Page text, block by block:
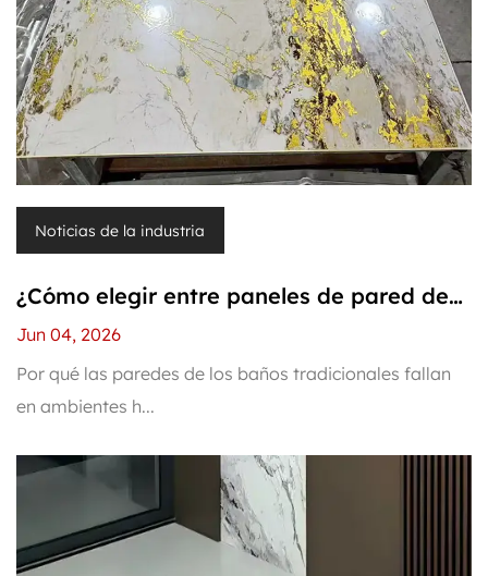
Noticias de la industria
¿Cómo elegir entre paneles de pared de
PVC y SPC para mejorar el baño a prueba
de agua?
Jun 04, 2026
Por qué las paredes de los baños tradicionales fallan
en ambientes h...